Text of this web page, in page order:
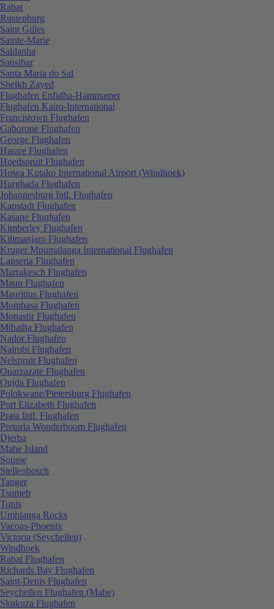
Rabat
Rustenburg
Saint Gilles
Sainte-Marie
Saldanha
Sansibar
Santa Maria do Sal
Sheikh Zayed
Flughafen Enfidha-Hammamet
Flughafen Kairo-International
Francistown Flughafen
Gaborone Flughafen
George Flughafen
Harare Flughafen
Hoedspruit Flughafen
Hosea Kutako International Airport (Windhoek)
Hurghada Flughafen
Johannesburg Intl. Flughafen
Kapstadt Flughafen
Kasane Flughafen
Kimberley Flughafen
Kilimanjaro Flughafen
Kruger Mpumalanga International Flughafen
Lanseria Flughafen
Marrakesch Flughafen
Maun Flughafen
Mauritius Flughafen
Mombasa Flughafen
Monastir Flughafen
Mthatha Flughafen
Nador Flughafen
Nairobi Flughafen
Nelspruit Flughafen
Ouarzazate Flughafen
Oujda Flughafen
Polokwane/Pietersburg Flughafen
Port Elizabeth Flughafen
Praia Intl. Flughafen
Pretoria Wonderboom Flughafen
Djerba
Mahe Island
Sousse
Stellenbosch
Tanger
Tsumeb
Tunis
Umhlanga Rocks
Vacoas-Phoenix
Victoria (Seychellen)
Windhoek
Rabat Flughafen
Richards Bay Flughafen
Saint-Denis Flughafen
Seychellen Flughafen (Mahe)
Skukuza Flughafen